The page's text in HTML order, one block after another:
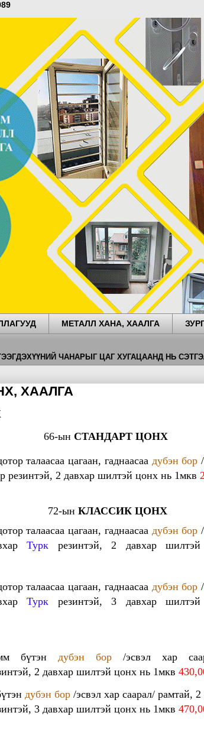
МЕТАЛЛ ХАНА, ХААЛГА
ЧАНАРЫГ ЦАГ ХУГАЦААНД НЬ СЭТГЭЛ
ХААЛГА
66-ын СТАНДАРТ ЦОНХ
талаасаа цагаан, гаднаасаа дубэн бор
резинтэй, 2 давхар шилтэй цонх нь 1мкв
72-ын КЛАССИК ЦОНХ
талаасаа цагаан, гаднаасаа дубэн бор
Турк резинтэй, 2 давхар
талаасаа цагаан, гаднаасаа дубэн бор
Турк резинтэй, 3 давхар
бүтэн дубэн бор/эсвэл хар
2 давхар шилтэй цонх нь 1мкв
дубэн бор/эсвэл хар саарал/ рамтай, 2
3 давхар шилтэй цонх нь 1мкв